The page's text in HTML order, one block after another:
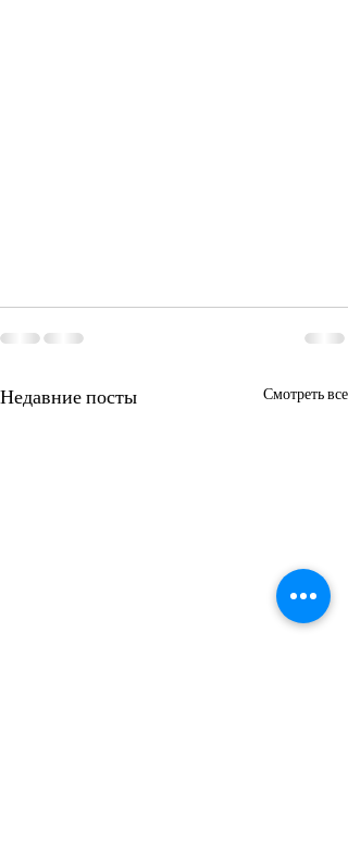
Недавние посты Смотреть все